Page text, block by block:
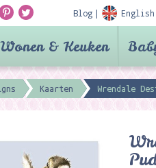
Blog English
Wonen & Keuken
Kaarten Wrendale